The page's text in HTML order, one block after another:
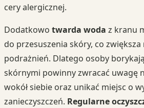
cery alergicznej.
Dodatkowo twarda woda z kranu
do przesuszenia skóry, co
podrażnień. Dlatego osoby
skórnymi powinny zwracać uwagę
wokół siebie oraz unikać miejsc o
zanieczyszczeń. Regularne